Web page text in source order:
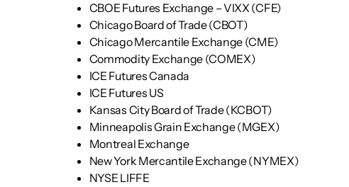
CBOE Futures Exchange – VIXX (CFE)
Chicago Board of Trade (CBOT)
Chicago Mercantile Exchange (CME)
Commodity Exchange (COMEX)
ICE Futures Canada
ICE Futures US
Kansas City Board of Trade (KCBOT)
Minneapolis Grain Exchange (MGEX)
Montreal Exchange
New York Mercantile Exchange (NYMEX)
NYSE LIFFE